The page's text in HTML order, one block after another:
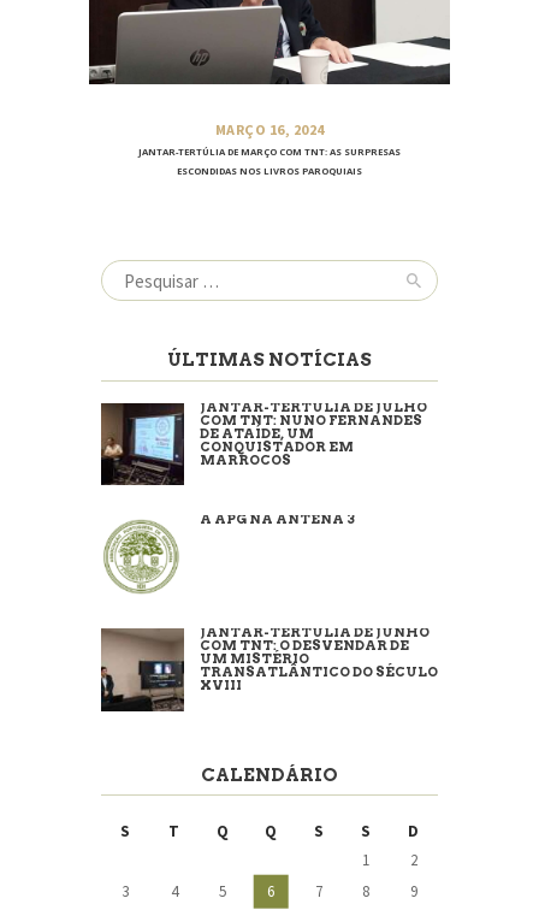
MARÇO 16, 2024
JANTAR-TERTÚLIA DE MARÇO COM TNT: AS SURPRESAS
ESCONDIDAS NOS LIVROS PAROQUIAIS
Pesquisar
por:
ÚLTIMAS NOTÍCIAS
JANTAR-TERTÚLIA DE JULHO
COM TNT: NUNO FERNANDES
DE ATAÍDE, UM
CONQUISTADOR EM
MARROCOS
A APG NA ANTENA 3
JANTAR-TERTÚLIA DE JUNHO
COM TNT: O DESVENDAR DE
UM MISTÉRIO
TRANSATLÂNTICO DO SÉCULO
XVIII
CALENDÁRIO
S T Q Q S S
D
1
2
3
4 5 6 7 8
9